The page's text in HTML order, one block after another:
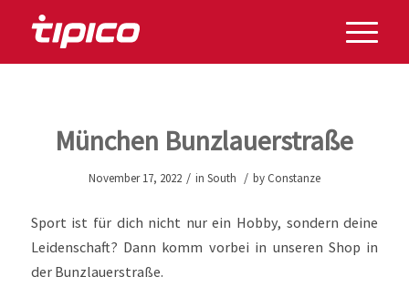
München Bunzlauerstraße
November 17, 2022 / in South / by Constanze
Sport ist für dich nicht nur ein Hobby, sondern deine
Leidenschaft? Dann komm vorbei in unseren Shop in
der Bunzlauerstraße.